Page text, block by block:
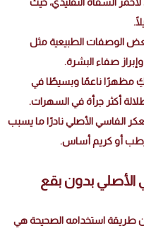
الشفاه التقليدي، حيث
الوصفات الطبيعية مثل
صفاء البشرة.
مظهرًا ناعمًا وبسيطًا في
أكثر جرأة في السهرات.
الفاسي الأصلي نادرًا ما يسبب
أو كريم أساس.
الأصلي بدون بقع
طريقة استخدامه الصحيحة هي